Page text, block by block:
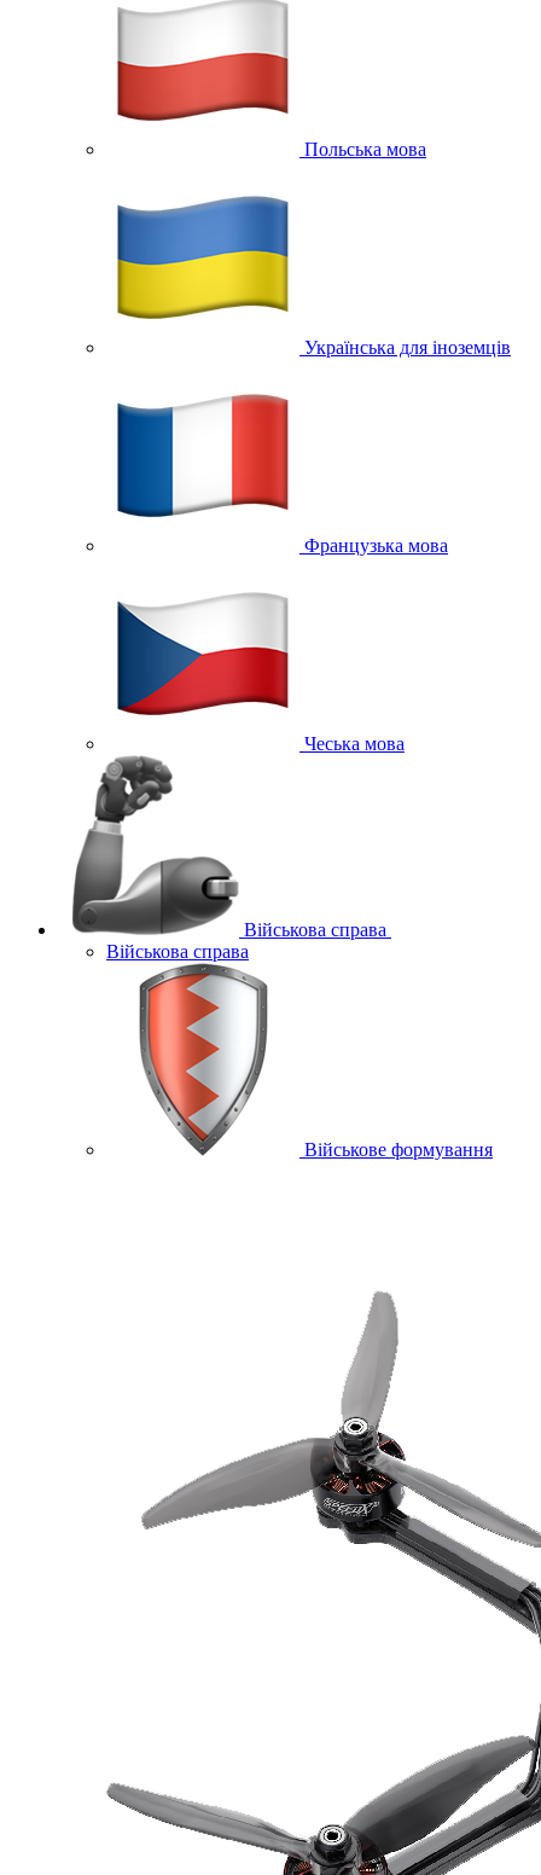
Польська мова
Українська для іноземців
Французька мова
Чеська мова
Військова справа
Військова справа
Військове формування